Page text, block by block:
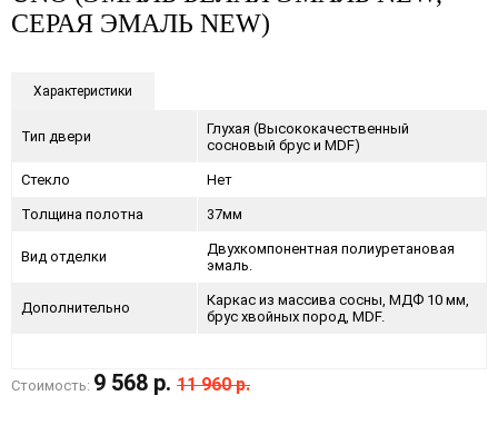
СЕРАЯ ЭМАЛЬ NEW)
Характеристики
Тип двери
Глухая (Высококачественный
сосновый брус и MDF)
Стекло Нет
Толщина полотна 37мм
Вид отделки
Двухкомпонентная полиуретановая
эмаль.
Дополнительно
Каркас из массива сосны, МДФ 10 мм,
брус хвойных пород, MDF.
Стоимость: 9 568 р. 11 960 р.